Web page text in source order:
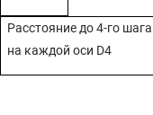
Расстояние до 4-го
на каждой оси D4